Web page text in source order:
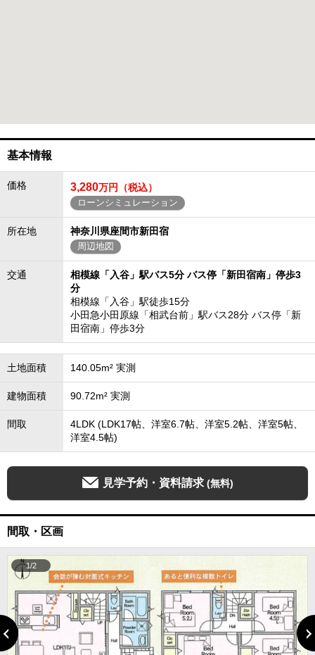
基本情報
価格 3,280万円（税込）
ローンシミュレーション
所在地 神奈川県座間市新田宿
周辺地図
交通
相模線「入谷」駅バス5分 バス停「新田宿南」停歩3
分
相模線「入谷」駅徒歩15分
小田急小田原線「相武台前」駅バス28分 バス停「新
田宿南」停歩3分
土地面積 140.05m² 実測
建物面積 90.72m² 実測
間取
4LDK (LDK17帖、洋室6.7帖、洋室5.2帖、洋室5帖、
洋室4.5帖)
見学予約・資料請求 (無料)
間取・区画
1/2